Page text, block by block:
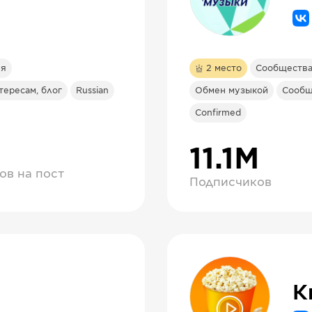
блог Russian
на пост
2 место Сообщества
Обмен музыкой
Confirmed
11.1М
Подписчиков